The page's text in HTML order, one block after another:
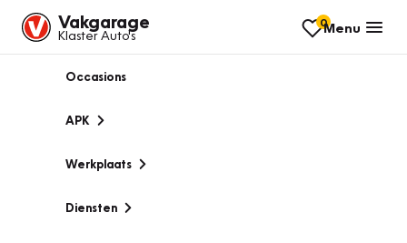
Vakgarage
Klaster Auto's
0Menu
Occasions
APK
Werkplaats
Diensten